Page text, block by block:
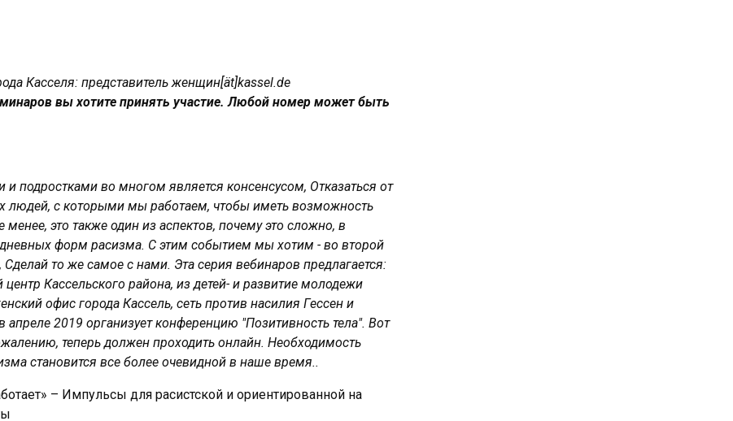
Касселя: представитель женщин[ät]kassel.de
вы хотите принять участие. Любой номер может быть
подростками во многом является консенсусом, Отказаться от
людей, с которыми мы работаем, чтобы иметь возможность
это также один из аспектов, почему это сложно, в
форм расизма. С этим событием мы хотим - во второй
то же самое с нами. Эта серия вебинаров предлагается:
Кассельского района, из детей- и развитие молодежи
офис города Кассель, сеть против насилия Гессен и
2019 организует конференцию "Позитивность тела". Вот
теперь должен проходить онлайн. Необходимость
становится все более очевидной в наше время..
– Импульсы для расистской и ориентированной на